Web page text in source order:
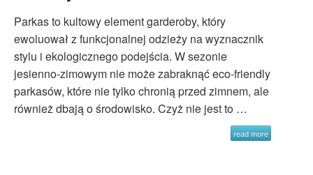
Parkas to kultowy element garderoby, który
ewoluował z funkcjonalnej odzieży na wyznacznik
stylu i ekologicznego podejścia. W sezonie
jesienno-zimowym nie może zabraknąć eco-friendly
parkasów, które nie tylko chronią przed zimnem, ale
również dbają o środowisko. Czyż nie jest to …
read more